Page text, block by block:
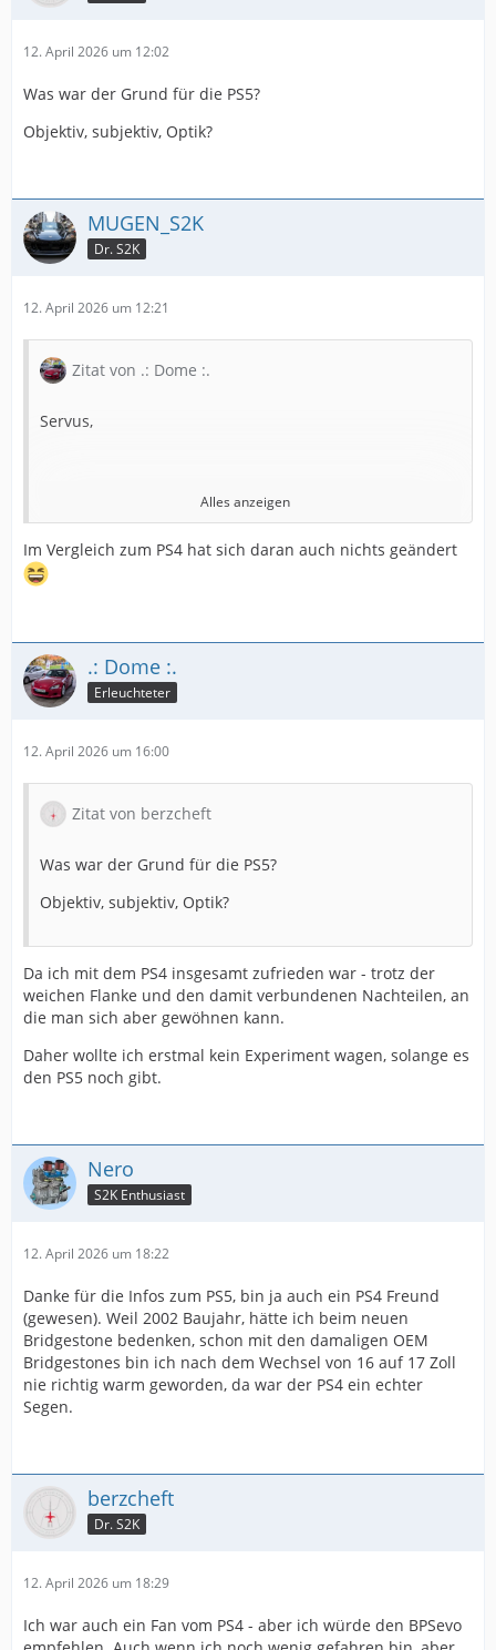
12. April 2026 um 12:02
Was war der Grund für die PS5?
Objektiv, subjektiv, Optik?
MUGEN_S2K
Dr. S2K
12. April 2026 um 12:21
Zitat von .: Dome :.
Servus,
ich habe mich im Winter dann doch für den Michelin
PS5 in OEM Dimensionen entschieden.
Was mich aber positiv überrascht hat ist das
Ansprechverhalten/Flankensteifigkeit.
Da konnte ich jetzt keinen Nachteil zum abgefahrenen
se schwammiger sein sollten.
Von daher erstmal vorsichtig positiv bisher.
Alles anzeigen
Im Vergleich zum PS4 hat sich daran auch nichts geändert
.: Dome :.
Erleuchteter
12. April 2026 um 16:00
Zitat von berzcheft
Was war der Grund für die PS5?
Objektiv, subjektiv, Optik?
Da ich mit dem PS4 insgesamt zufrieden war - trotz der
weichen Flanke und den damit verbundenen Nachteilen, an
die man sich aber gewöhnen kann.
Daher wollte ich erstmal kein Experiment wagen, solange es
den PS5 noch gibt.
Nero
S2K Enthusiast
12. April 2026 um 18:22
Danke für die Infos zum PS5, bin ja auch ein PS4 Freund
(gewesen). Weil 2002 Baujahr, hätte ich beim neuen
Bridgestone bedenken, schon mit den damaligen OEM
Bridgestones bin ich nach dem Wechsel von 16 auf 17 Zoll
nie richtig warm geworden, da war der PS4 ein echter
Segen.
berzcheft
Dr. S2K
12. April 2026 um 18:29
Ich war auch ein Fan vom PS4 - aber ich würde den BPSevo